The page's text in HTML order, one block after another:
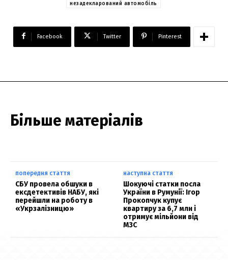
незадекларований автомобіль
Facebook Twitter Pinterest
Більше матеріалів
попередня стаття
СБУ провела обшуки в
ексдетективів НАБУ, які
перейшли на роботу в
«Укрзалізницю»
наступна стаття
Шокуючі статки посла
України в Румунії: Ігор
Прокопчук купує
квартиру за 6,7 млн і
отримує мільйони від
МЗС